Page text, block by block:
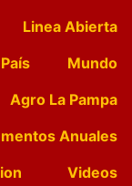
Linea Abierta
País
Mundo
Agro La Pampa
Anuales
Videos